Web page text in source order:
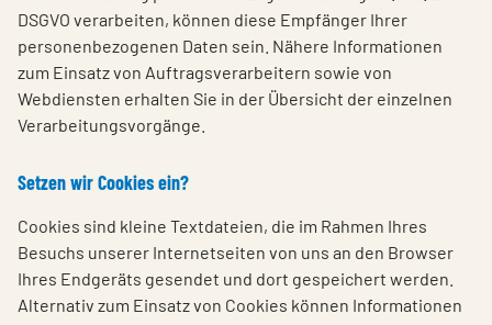
DSGVO verarbeiten, können diese Empfänger Ihrer
personenbezogenen Daten sein. Nähere Informationen
zum Einsatz von Auftragsverarbeitern sowie von
Webdiensten erhalten Sie in der Übersicht der einzelnen
Verarbeitungsvorgänge.
Setzen wir Cookies ein?
Cookies sind kleine Textdateien, die im Rahmen Ihres
Besuchs unserer Internetseiten von uns an den Browser
Ihres Endgeräts gesendet und dort gespeichert werden.
Alternativ zum Einsatz von Cookies können Informationen